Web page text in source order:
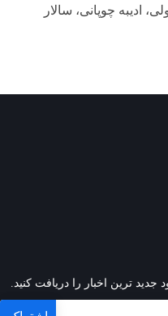
ادیبه چوپانی، سالار
ترین اخبار را دریافت کنید.